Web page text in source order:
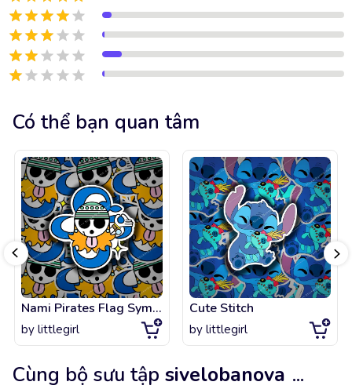
Có thể bạn quan tâm
Nami Pirates Flag Symbol - One Piece
by littlegirl
Cute Stitch
by littlegirl
Cùng bộ sưu tập sivelobanova ...